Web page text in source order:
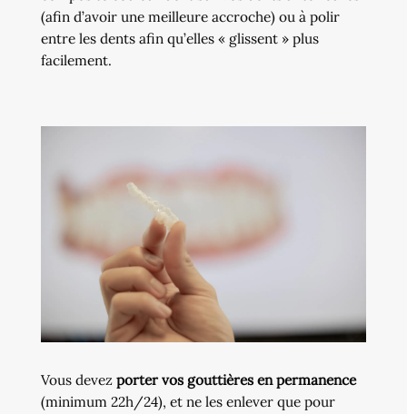
(afin d’avoir une meilleure accroche) ou à polir
entre les dents afin qu’elles « glissent » plus
facilement.
Vous devez porter vos gouttières en permanence
(minimum 22h/24), et ne les enlever que pour